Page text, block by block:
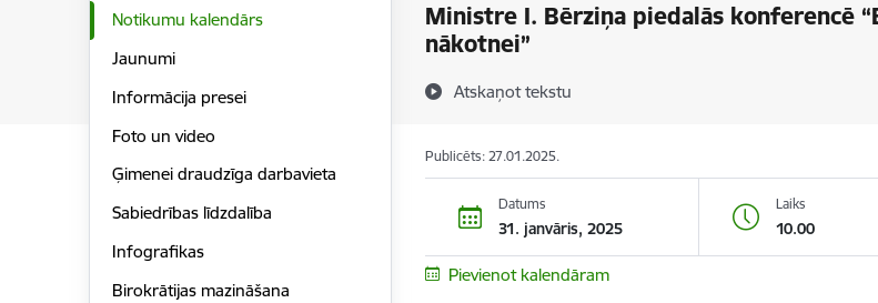
Ministre I. Bērziņa piedalās konferencē
nākotnei”
Atskaņot tekstu
Notikumu kalendārs
Jaunumi
Informācija presei
Foto un video
Ģimenei draudzīga darbavieta
Sabiedrības līdzdalība
Infografikas
Birokrātijas mazināšana
Publicēts: 27.01.2025.
Datums
31. janvāris, 2025
Laiks
10.00
Pievienot kalendāram